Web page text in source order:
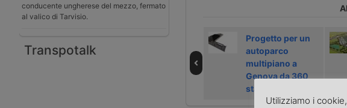
conducente ungherese del mezzo, fermato
al valico di Tarvisio.
Transpotalk
per gestione resi
nuova consegna
Progetto per un
autoparco
multipiano a
Genova da 360
stalli
Utilizziamo i